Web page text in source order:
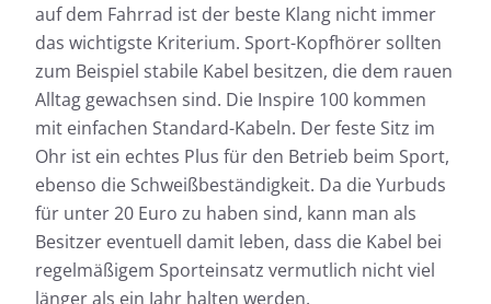
auf dem Fahrrad ist der beste Klang nicht immer
das wichtigste Kriterium. Sport-Kopfhörer sollten
zum Beispiel stabile Kabel besitzen, die dem rauen
Alltag gewachsen sind. Die Inspire 100 kommen
mit einfachen Standard-Kabeln. Der feste Sitz im
Ohr ist ein echtes Plus für den Betrieb beim Sport,
ebenso die Schweißbeständigkeit. Da die Yurbuds
für unter 20 Euro zu haben sind, kann man als
Besitzer eventuell damit leben, dass die Kabel bei
regelmäßigem Sporteinsatz vermutlich nicht viel
länger als ein Jahr halten werden.